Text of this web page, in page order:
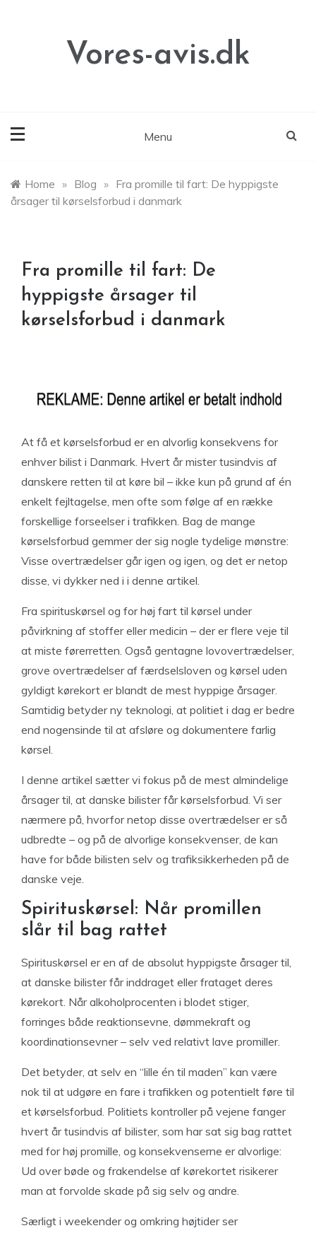
Vores-avis.dk
Menu
Home » Blog » Fra promille til fart: De hyppigste
årsager til kørselsforbud i danmark
Fra promille til fart: De
hyppigste årsager til
kørselsforbud i danmark
At få et kørselsforbud er en alvorlig konsekvens for
enhver bilist i Danmark. Hvert år mister tusindvis af
danskere retten til at køre bil – ikke kun på grund af én
enkelt fejltagelse, men ofte som følge af en række
forskellige forseelser i trafikken. Bag de mange
kørselsforbud gemmer der sig nogle tydelige mønstre:
Visse overtrædelser går igen og igen, og det er netop
disse, vi dykker ned i i denne artikel.
Fra spirituskørsel og for høj fart til kørsel under
påvirkning af stoffer eller medicin – der er flere veje til
at miste førerretten. Også gentagne lovovertrædelser,
grove overtrædelser af færdselsloven og kørsel uden
gyldigt kørekort er blandt de mest hyppige årsager.
Samtidig betyder ny teknologi, at politiet i dag er bedre
end nogensinde til at afsløre og dokumentere farlig
kørsel.
I denne artikel sætter vi fokus på de mest almindelige
årsager til, at danske bilister får kørselsforbud. Vi ser
nærmere på, hvorfor netop disse overtrædelser er så
udbredte – og på de alvorlige konsekvenser, de kan
have for både bilisten selv og trafiksikkerheden på de
danske veje.
Spirituskørsel: Når promillen
slår til bag rattet
Spirituskørsel er en af de absolut hyppigste årsager til,
at danske bilister får inddraget eller frataget deres
kørekort. Når alkoholprocenten i blodet stiger,
forringes både reaktionsevne, dømmekraft og
koordinationsevner – selv ved relativt lave promiller.
Det betyder, at selv en “lille én til maden” kan være
nok til at udgøre en fare i trafikken og potentielt føre til
et kørselsforbud. Politiets kontroller på vejene fanger
hvert år tusindvis af bilister, som har sat sig bag rattet
med for høj promille, og konsekvenserne er alvorlige:
Ud over bøde og frakendelse af kørekortet risikerer
man at forvolde skade på sig selv og andre.
Særligt i weekender og omkring højtider ser